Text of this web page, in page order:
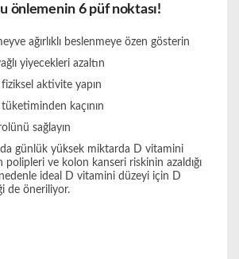
önlemenin 6 püf noktası!
ağırlıklı beslenmeye özen gösterin
yiyecekleri azaltın
aktivite yapın
kaçının
sağlayın
günlük yüksek miktarda D vitamini
polipleri ve kolon kanseri riskinin azaldığı
ideal D vitamini düzeyi için D
de öneriliyor.